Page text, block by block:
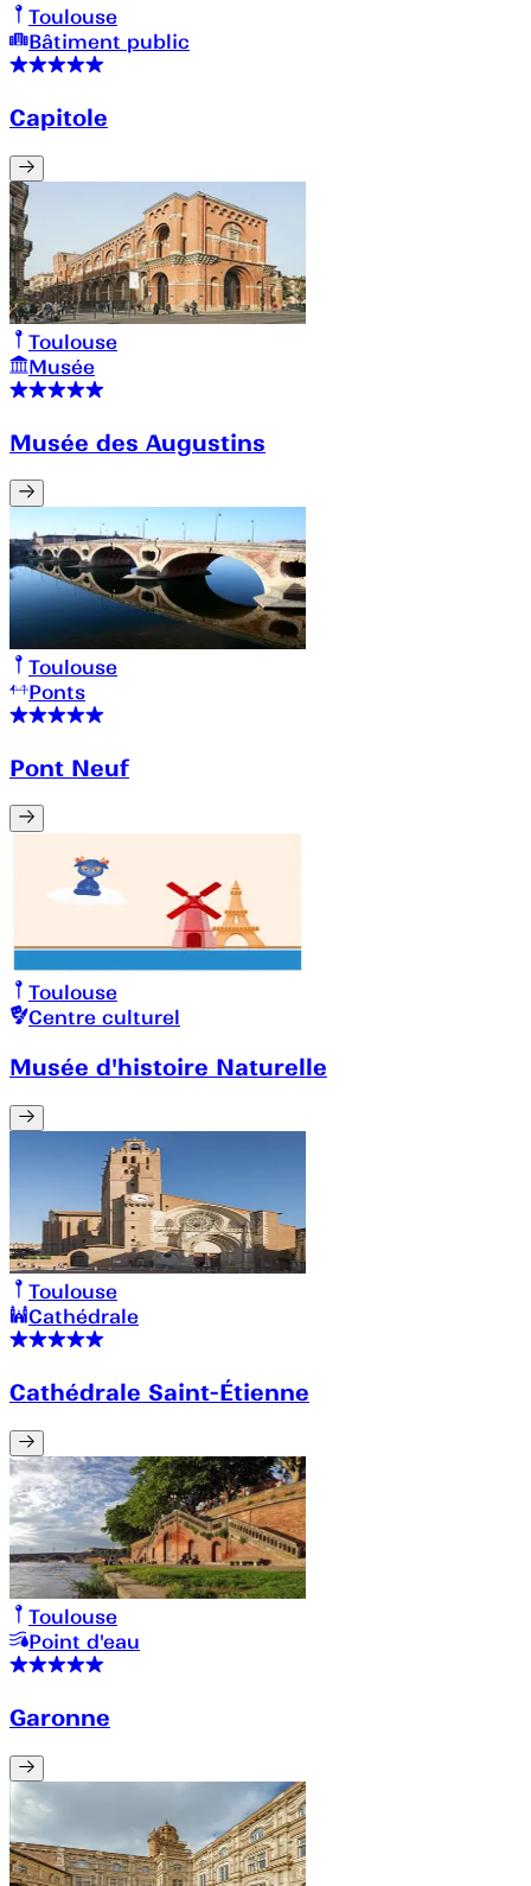
Toulouse
Bâtiment public
Capitole
Toulouse
Musée
Musée des Augustins
Toulouse
Ponts
Pont Neuf
Toulouse
Centre culturel
Musée d'histoire Naturelle
Toulouse
Cathédrale
Cathédrale Saint-Étienne
Toulouse
Point d'eau
Garonne